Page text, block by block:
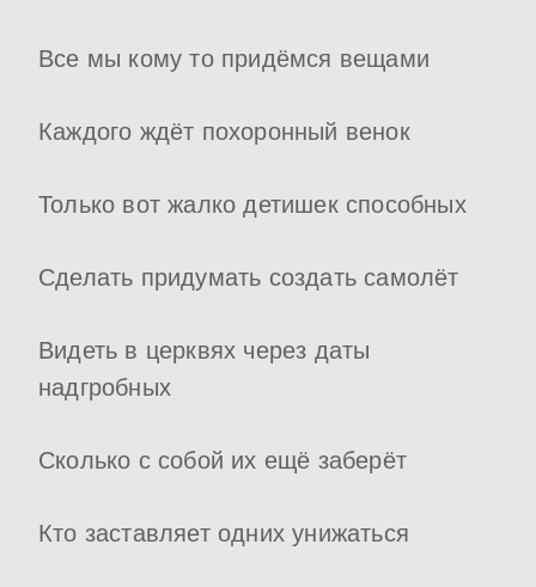
Все мы кому то придёмся вещами
Каждого ждёт похоронный венок
Только вот жалко детишек способных
Сделать придумать создать самолёт
Видеть в церквях через даты
надгробных
Сколько с собой их ещё заберёт
Кто заставляет одних унижаться